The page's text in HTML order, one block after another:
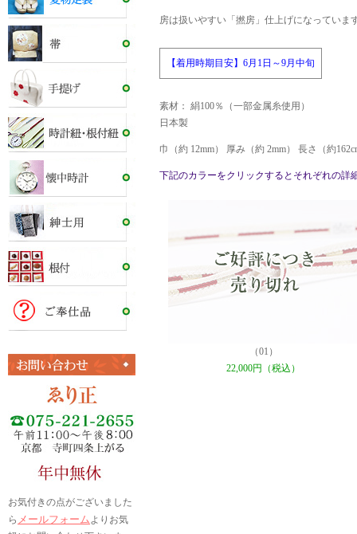
お気付きの点がございました
ら メールフォームよりお気
房は扱いやすい「撚房」仕上げになっていま
【着用時期目安】6月1日～9月中旬
素材： 絹100％（一部金属糸使用）
日本製
巾（約 12mm） 厚み（約 2mm） 長さ（約
下記のカラーをクリックするとそれぞれの詳
（01）
22,000円（税込）